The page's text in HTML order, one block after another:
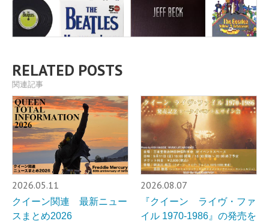
RELATED POSTS
関連記事
2026.05.11
クイーン関連 最新ニュー
スまとめ2026
2026.08.07
『クイーン ライヴ・ファ
イル 1970-1986』の発売を